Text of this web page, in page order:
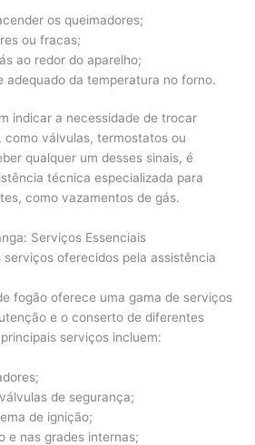
os queimadores;
ou fracas;
ao redor do aparelho;
adequado da temperatura no forno.
indicar a necessidade de trocar
como válvulas, termostatos ou
qualquer um desses sinais, é
técnica especializada para
como vazamentos de gás.
Serviços Essenciais
serviços oferecidos pela assistência
fogão oferece uma gama de serviços
e o conserto de diferentes
serviços incluem:
de segurança;
de ignição;
e nas grades internas;